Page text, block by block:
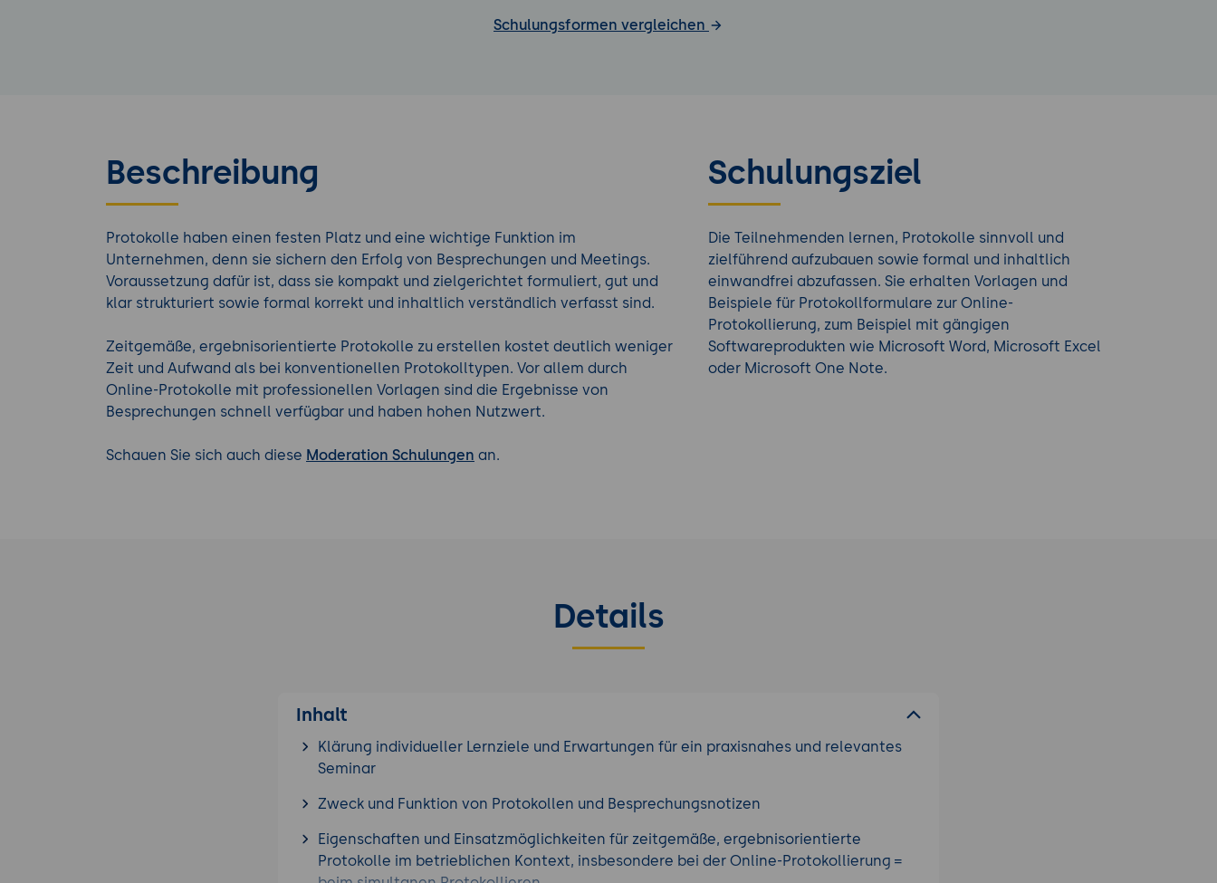
Schulungsformen vergleichen
Beschreibung
Protokolle haben einen festen Platz und eine wichtige Funktion im
Unternehmen, denn sie sichern den Erfolg von Besprechungen und Meetings.
Voraussetzung dafür ist, dass sie kompakt und zielgerichtet formuliert, gut und
klar strukturiert sowie formal korrekt und inhaltlich verständlich verfasst sind.
Zeitgemäße, ergebnisorientierte Protokolle zu erstellen kostet deutlich weniger
Zeit und Aufwand als bei konventionellen Protokolltypen. Vor allem durch
Online-Protokolle mit professionellen Vorlagen sind die Ergebnisse von
Besprechungen schnell verfügbar und haben hohen Nutzwert.
Schauen Sie sich auch diese Moderation Schulungen an.
Schulungsziel
Die Teilnehmenden lernen, Protokolle sinnvoll und
zielführend aufzubauen sowie formal und inhaltlich
einwandfrei abzufassen. Sie erhalten Vorlagen und
Beispiele für Protokollformulare zur Online-
Protokollierung, zum Beispiel mit gängigen
Softwareprodukten wie Microsoft Word, Microsoft Excel
oder Microsoft One Note.
Details
Inhalt
Klärung individueller Lernziele und Erwartungen für ein praxisnahes und relevantes
Seminar
Zweck und Funktion von Protokollen und Besprechungsnotizen
Eigenschaften und Einsatzmöglichkeiten für zeitgemäße, ergebnisorientierte
Protokolle im betrieblichen Kontext, insbesondere bei der Online-Protokollierung =